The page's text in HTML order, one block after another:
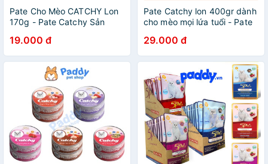
Pate Cho Mèo CATCHY Lon
170g - Pate Catchy Sản
19.000 đ
Pate Catchy lon 400gr dành
cho mèo mọi lứa tuổi - Pate
29.000 đ